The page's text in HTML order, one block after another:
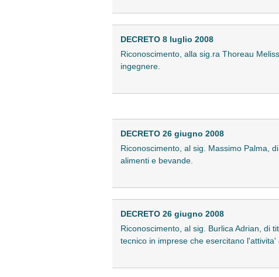
DECRETO 8 luglio 2008
Riconoscimento, alla sig.ra Thoreau
ingegnere.
DECRETO 26 giugno 2008
Riconoscimento, al sig. Massimo Palma,
alimenti e bevande.
DECRETO 26 giugno 2008
Riconoscimento, al sig. Burlica Adrian, di
tecnico in imprese che esercitano